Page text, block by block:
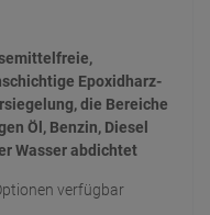
Epoxidharz-
die Bereiche
Öl, Benzin, Diesel
Wasser abdichtet
verfügbar